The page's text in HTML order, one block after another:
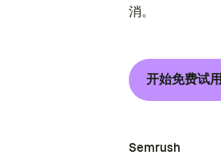
消。
开始免费试用
Semrush